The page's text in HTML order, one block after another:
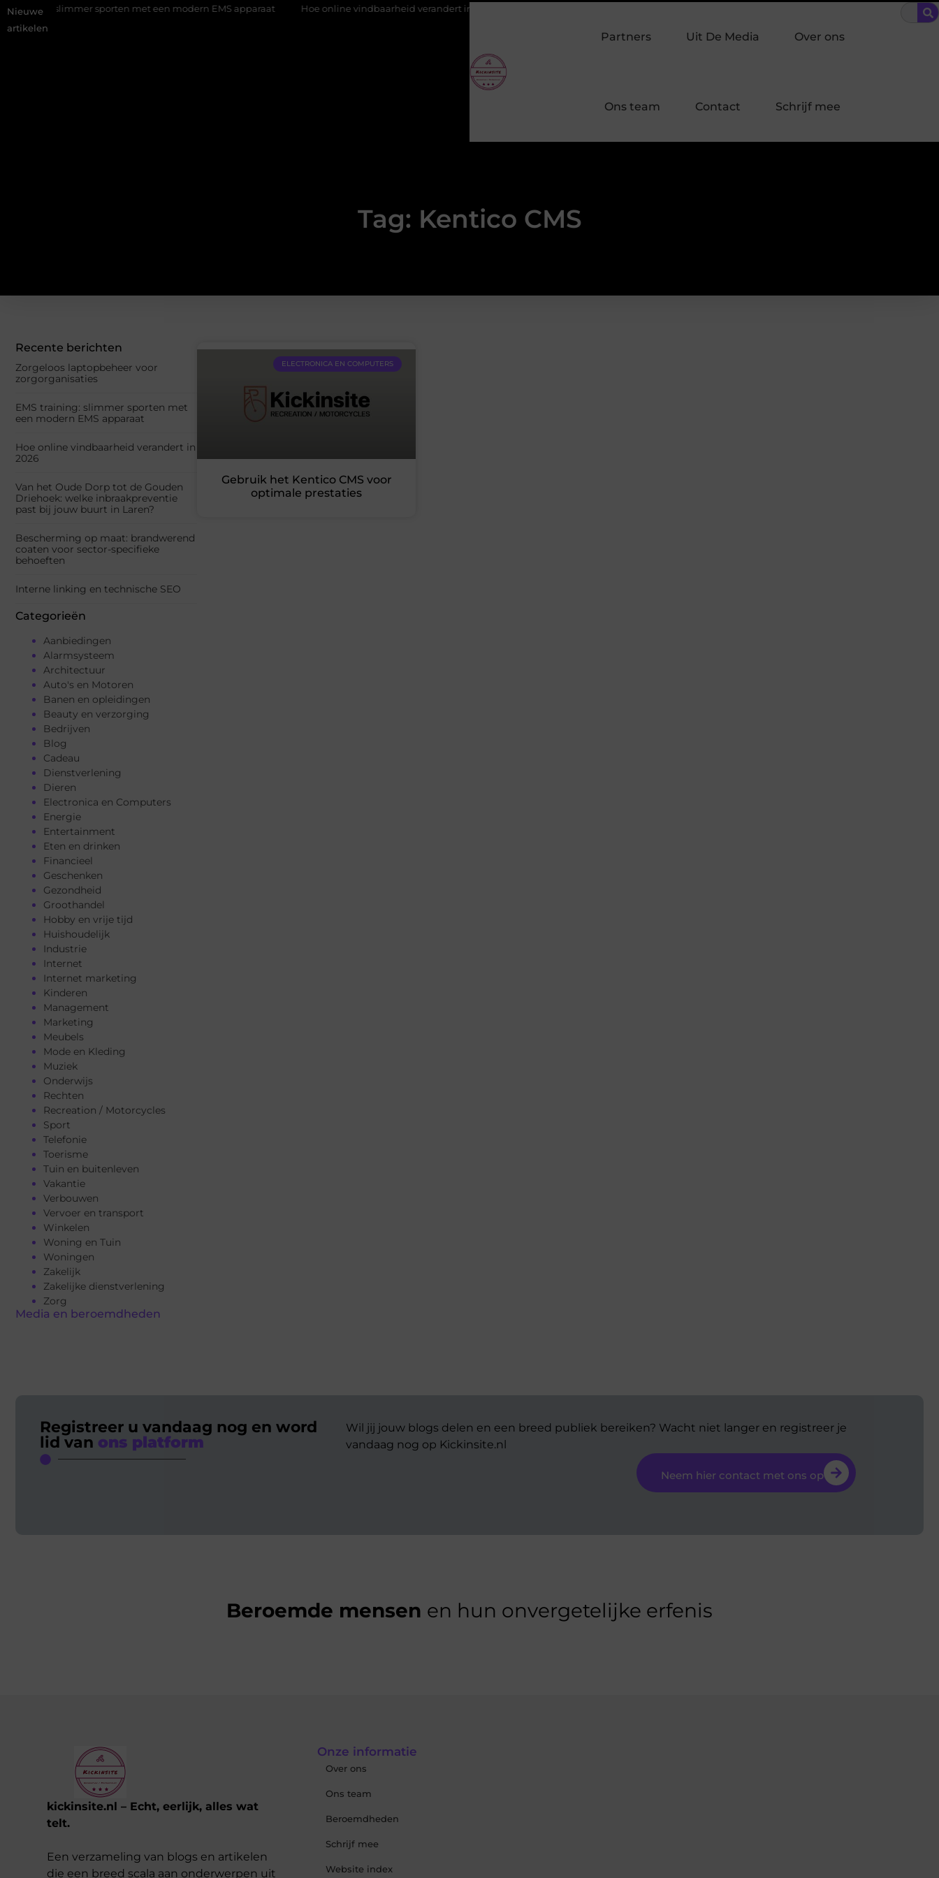
Nieuwe
artikelen
slimmer sporten met een modern EMS apparaat Hoe online vindbaarheid verandert in 2026 Van het Oude Dorp tot de Gouden Driehoek: welke inbraakpreventie past bij jouw buurt in Laren?
Partners Uit De Media Over ons
Ons team Contact Schrijf mee
Tag: Kentico CMS
Recente berichten
Zorgeloos laptopbeheer voor
zorgorganisaties
EMS training: slimmer sporten met
een modern EMS apparaat
Hoe online vindbaarheid verandert in
2026
Van het Oude Dorp tot de Gouden
Driehoek: welke inbraakpreventie
past bij jouw buurt in Laren?
Bescherming op maat: brandwerend
coaten voor sector-specifieke
behoeften
Interne linking en technische SEO
Categorieën
Aanbiedingen
Alarmsysteem
Architectuur
Auto's en Motoren
Banen en opleidingen
Beauty en verzorging
Bedrijven
Blog
Cadeau
Dienstverlening
Dieren
Electronica en Computers
Energie
Entertainment
Eten en drinken
Financieel
Geschenken
Gezondheid
Groothandel
Hobby en vrije tijd
Huishoudelijk
Industrie
Internet
Internet marketing
Kinderen
Management
Marketing
Meubels
Mode en Kleding
Muziek
Onderwijs
Rechten
Recreation / Motorcycles
Sport
Telefonie
Toerisme
Tuin en buitenleven
Vakantie
Verbouwen
Vervoer en transport
Winkelen
Woning en Tuin
Woningen
Zakelijk
Zakelijke dienstverlening
Zorg
Media en beroemdheden
ELECTRONICA EN COMPUTERS
Gebruik het Kentico CMS voor
optimale prestaties
Registreer u vandaag nog en word
lid van ons platform
Wil jij jouw blogs delen en een breed publiek bereiken? Wacht niet langer en registreer je
vandaag nog op Kickinsite.nl
Neem hier contact met ons op
Beroemde mensen en hun onvergetelijke erfenis
kickinsite.nl – Echt, eerlijk, alles wat
telt.
Een verzameling van blogs en artikelen
die een breed scala aan onderwerpen uit
Onze informatie
Over ons
Ons team
Beroemdheden
Schrijf mee
Website index